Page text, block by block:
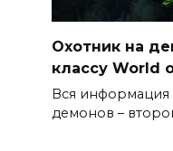
Охотник на
классу World
Вся информация
демонов –